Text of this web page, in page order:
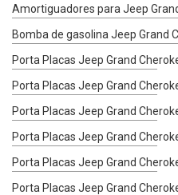
Amortiguadores para Jeep
Bomba de gasolina Jeep Grand
Porta Placas Jeep Grand
Porta Placas Jeep Grand
Porta Placas Jeep Grand
Porta Placas Jeep Grand
Porta Placas Jeep Grand
Porta Placas Jeep Grand